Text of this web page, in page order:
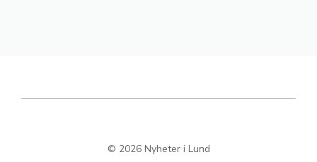
© 2026 Nyheter i Lund